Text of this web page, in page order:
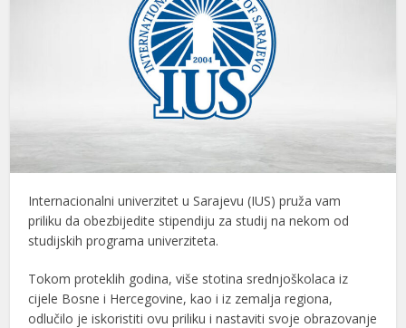
Internacionalni univerzitet u Sarajevu (IUS) pruža vam
priliku da obezbijedite stipendiju za studij na nekom od
studijskih programa univerziteta.
Tokom proteklih godina, više stotina srednjoškolaca iz
cijele Bosne i Hercegovine, kao i iz zemalja regiona,
odlučilo je iskoristiti ovu priliku i nastaviti svoje obrazovanje